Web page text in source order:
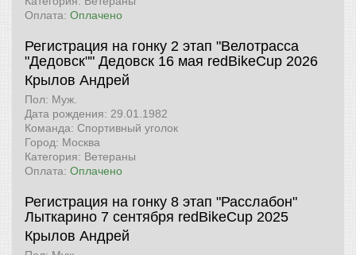
Оплата: Оплачено
Регистрация на гонку 2 этап "Велотрасса
"Дедовск"" Дедовск 16 мая redBikeCup 2026
Крылов Андрей
Пол: Муж.
Дата рождения: 29.01.1982
Команда: Спортивный уголок
Город: Москва
Категория: Ветераны
Оплата: Оплачено
Регистрация на гонку 8 этап "Расслабон"
Лыткарино 7 сентября redBikeCup 2025
Крылов Андрей